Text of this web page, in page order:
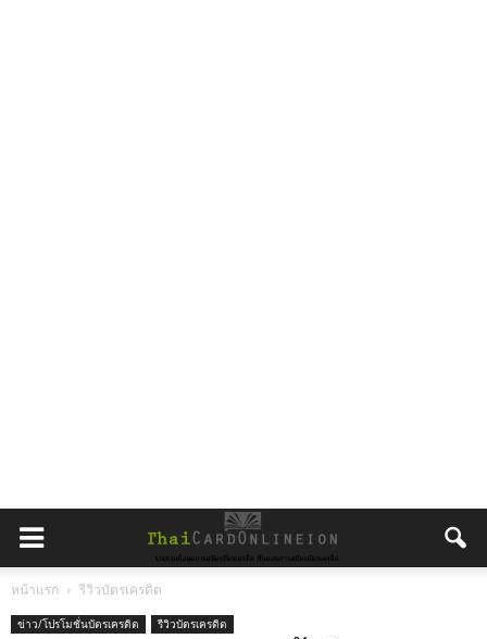
หน้าแรก รีวิวบัตรเครดิต
ข่าว/โปรโมชั่นบัตรเครดิต รีวิวบัตรเครดิต